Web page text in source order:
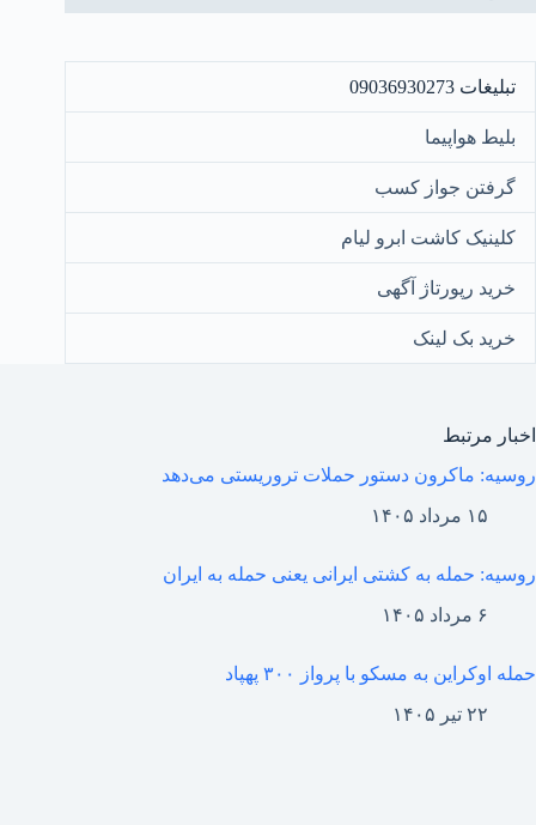
تبلیغات 09036930273
بلیط هواپیما
گرفتن جواز کسب
کلینیک کاشت ابرو لیام
خرید رپورتاژ آگهی
خرید بک لینک
اخبار مرتبط
روسیه: ماکرون دستور حملات تروریستی می‌دهد
۱۵ مرداد ۱۴۰۵
روسیه: حمله به کشتی ایرانی یعنی حمله به ایران
۶ مرداد ۱۴۰۵
حمله اوکراین به مسکو با پرواز ۳۰۰ پهپاد
۲۲ تیر ۱۴۰۵